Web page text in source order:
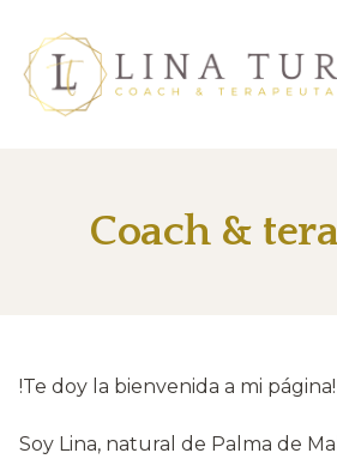
Coach &
!Te doy la bienvenida a mi página!
Soy Lina, natural de Palma de